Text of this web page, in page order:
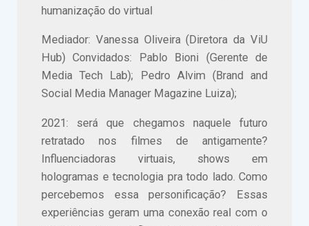
humanização do virtual
Mediador: Vanessa Oliveira (Diretora da ViU
Hub) Convidados: Pablo Bioni (Gerente de
Media Tech Lab); Pedro Alvim (Brand and
Social Media Manager Magazine Luiza);
2021: será que chegamos naquele futuro
retratado nos filmes de antigamente?
Influenciadoras virtuais, shows em
hologramas e tecnologia pra todo lado. Como
percebemos essa personificação? Essas
experiências geram uma conexão real com o